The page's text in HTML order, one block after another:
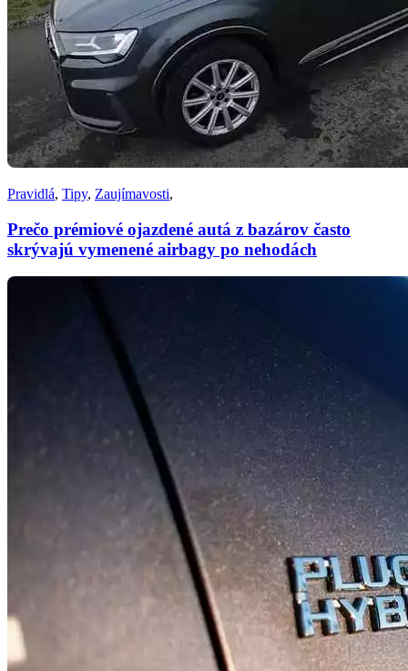
Pravidlá, Tipy, Zaujímavosti,
Prečo prémiové ojazdené autá z bazárov často
skrývajú vymenené airbagy po nehodách